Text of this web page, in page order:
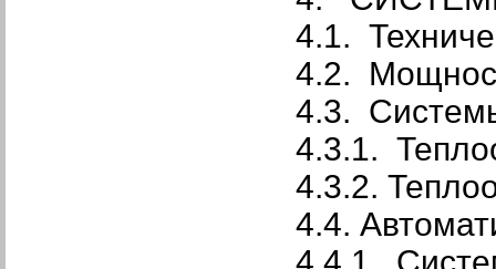
4.1.
4.2.
4.3.
4.3.1.
4.3.2.
4.4.
4.4.1.